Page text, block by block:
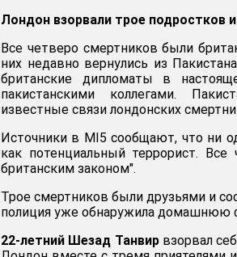
Лондон взорвали трое подростков
Все четверо смертников были
них недавно вернулись из
британские дипломаты в
пакистанскими коллегами.
известные связи лондонских
Источники в MI5 сообщают, что ни
как потенциальный террорист.
британским законом".
Трое смертников были друзьями и
полиция уже обнаружила домашнюю
22-летний Шезад Танвирвзорвал